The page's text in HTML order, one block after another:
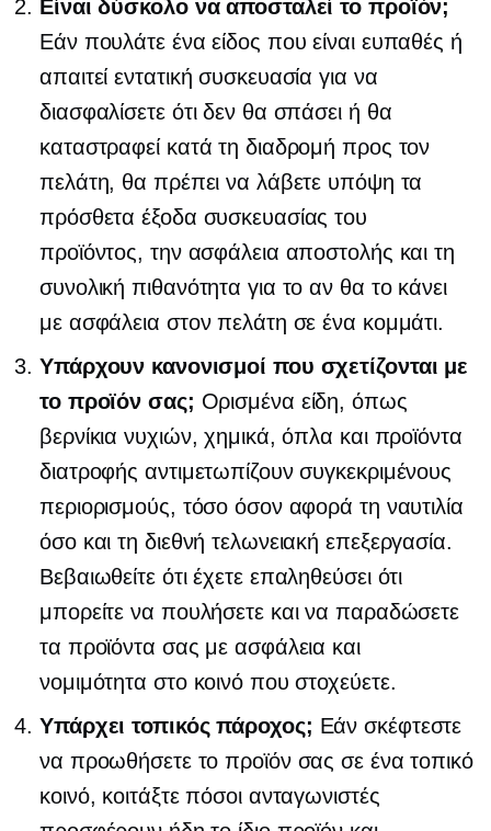
Είναι δύσκολο να αποσταλεί το προϊόν;
Εάν πουλάτε ένα είδος που είναι ευπαθές ή
απαιτεί εντατική συσκευασία για να
διασφαλίσετε ότι δεν θα σπάσει ή θα
καταστραφεί κατά τη διαδρομή προς τον
πελάτη, θα πρέπει να λάβετε υπόψη τα
πρόσθετα έξοδα συσκευασίας του
προϊόντος, την ασφάλεια αποστολής και τη
συνολική πιθανότητα για το αν θα το κάνει
με ασφάλεια στον πελάτη σε ένα κομμάτι.
Υπάρχουν κανονισμοί που σχετίζονται με
το προϊόν σας; Ορισμένα είδη, όπως
βερνίκια νυχιών, χημικά, όπλα και προϊόντα
διατροφής αντιμετωπίζουν συγκεκριμένους
περιορισμούς, τόσο όσον αφορά τη ναυτιλία
όσο και τη διεθνή τελωνειακή επεξεργασία.
Βεβαιωθείτε ότι έχετε επαληθεύσει ότι
μπορείτε να πουλήσετε και να παραδώσετε
τα προϊόντα σας με ασφάλεια και
νομιμότητα στο κοινό που στοχεύετε.
Υπάρχει τοπικός πάροχος; Εάν σκέφτεστε
να προωθήσετε το προϊόν σας σε ένα τοπικό
κοινό, κοιτάξτε πόσοι ανταγωνιστές